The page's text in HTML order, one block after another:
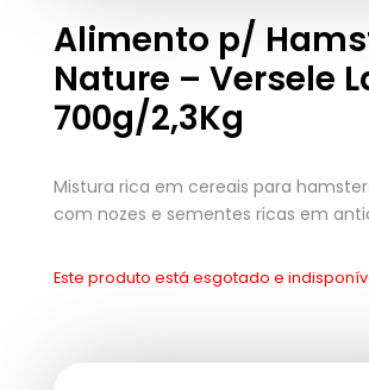
Alimento p/
Nature – Versele
700g/2,3Kg
Mistura rica em cereais para
com nozes e sementes ricas em
Este produto está esgotado e